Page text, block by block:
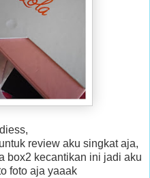
review aku singkat aja,
box2 kecantikan ini jadi aku
foto aja yaaak